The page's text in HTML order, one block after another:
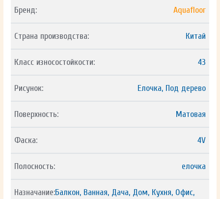
Бренд: Aquafloor
Страна производства: Китай
Класс износостойкости: 43
Рисунок: Елочка, Под дерево
Поверхность: Матовая
Фаска: 4V
Полосность: елочка
Назначание:Балкон, Ванная, Дача, Дом, Кухня, Офис,